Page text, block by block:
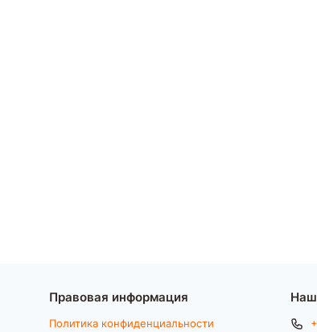
Правовая информация
Политика конфиденциальности